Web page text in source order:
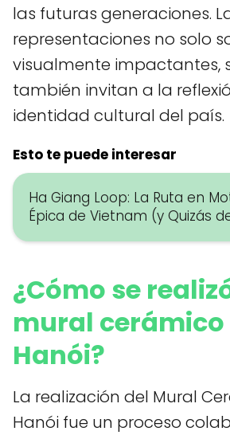
las futuras generaciones.
representaciones no solo
visualmente impactantes,
también invitan a la
identidad cultural del país.
Esto te puede interesar
Ha Giang Loop: La Ruta en
Épica de Vietnam (y Quizás
¿Cómo se
mural cerámico
Hanói?
La realización del Mural
Hanói fue un proceso